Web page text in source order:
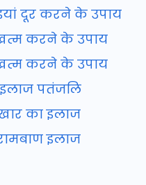
दूर करने के उपाय
करने के उपाय
करने के उपाय
इलाज पतंजलि
का इलाज
इलाज